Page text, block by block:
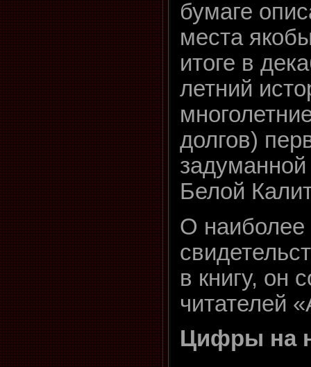
бумаге
места
итоге в
летний
долгов)
Белой
О наиболее
в книгу, он
читателей
Цифры на